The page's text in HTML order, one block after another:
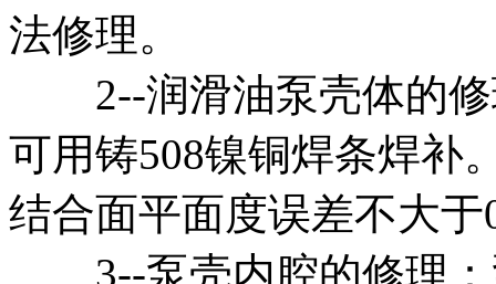
法修理。
2--润滑油泵壳体的修
可用铸508镍铜焊条焊补
结合面平面度误差不大于
3--泵壳内腔的修理：